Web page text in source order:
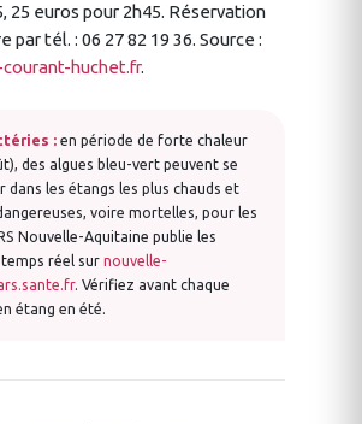
25 euros pour 2h45. Réservation
par tél. : 06 27 82 19 36. Source :
huchet.fr.
: en période de forte chaleur
des algues bleu-vert peuvent se
dans les étangs les plus chauds et
voire mortelles, pour les
Nouvelle-Aquitaine publie les
réel sur nouvelle-
. Vérifiez avant chaque
étang en été.